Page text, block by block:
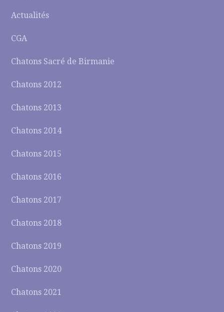
Actualités
CGA
Chatons Sacré de Birmanie
Chatons 2012
Chatons 2013
Chatons 2014
Chatons 2015
Chatons 2016
Chatons 2017
Chatons 2018
Chatons 2019
Chatons 2020
Chatons 2021